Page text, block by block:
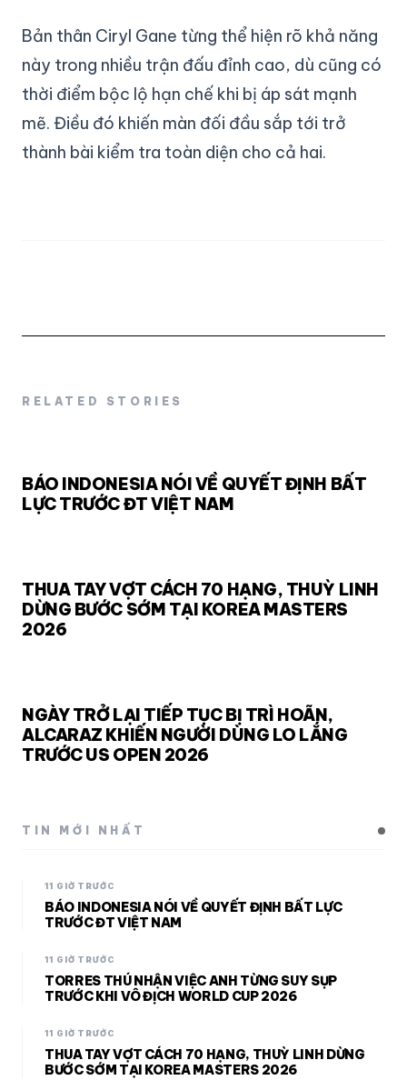
Bản thân Ciryl Gane từng thể hiện rõ khả năng
này trong nhiều trận đấu đỉnh cao, dù cũng có
thời điểm bộc lộ hạn chế khi bị áp sát mạnh
mẽ. Điều đó khiến màn đối đầu sắp tới trở
thành bài kiểm tra toàn diện cho cả hai.
RELATED STORIES
BÁO INDONESIA NÓI VỀ QUYẾT ĐỊNH BẤT
LỰC TRƯỚC ĐT VIỆT NAM
THUA TAY VỢT CÁCH 70 HẠNG, THUỲ LINH
DỪNG BƯỚC SỚM TẠI KOREA MASTERS
2026
NGÀY TRỞ LẠI TIẾP TỤC BỊ TRÌ HOÃN,
ALCARAZ KHIẾN NGƯỜI DÙNG LO LẮNG
TRƯỚC US OPEN 2026
TIN MỚI NHẤT
11 GIỜ TRƯỚC
BÁO INDONESIA NÓI VỀ QUYẾT ĐỊNH BẤT LỰC
TRƯỚC ĐT VIỆT NAM
11 GIỜ TRƯỚC
TORRES THÚ NHẬN VIỆC ANH TỪNG SUY SỤP
TRƯỚC KHI VÔ ĐỊCH WORLD CUP 2026
11 GIỜ TRƯỚC
THUA TAY VỢT CÁCH 70 HẠNG, THUỲ LINH DỪNG
BƯỚC SỚM TẠI KOREA MASTERS 2026